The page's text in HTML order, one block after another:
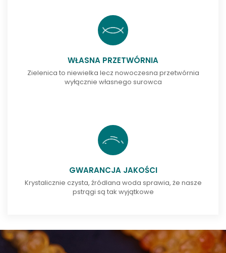
WŁASNA PRZETWÓRNIA
Zielenica to niewielka lecz nowoczesna przetwórnia
wyłącznie własnego surowca
GWARANCJA JAKOŚCI
Krystalicznie czysta, źródlana woda sprawia, że nasze
pstrągi są tak wyjątkowe